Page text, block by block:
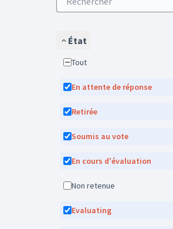
État
Tout
En attente de réponse
Retirée
Soumis au vote
En cours d'évaluation
Non retenue
Evaluating